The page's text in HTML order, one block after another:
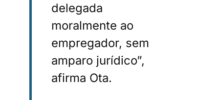
delegada
moralmente ao
empregador, sem
amparo jurídico”,
afirma Ota.